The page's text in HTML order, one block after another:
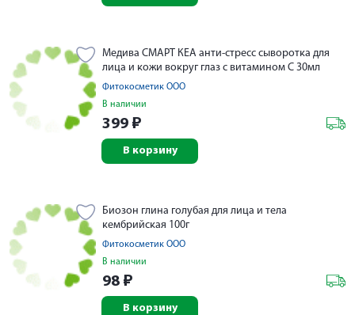
Медива СМАРТ КЕА анти-стресс сыворотка для
лица и кожи вокруг глаз с витамином С 30мл
Фитокосметик ООО
В наличии
399 ₽
В корзину
Биозон глина голубая для лица и тела
кембрийская 100г
Фитокосметик ООО
В наличии
98 ₽
В корзину